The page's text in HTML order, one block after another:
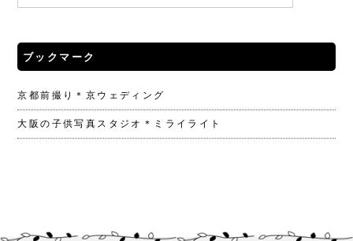
ブックマーク
京都前撮り＊京ウェディング
大阪の子供写真スタジオ＊ミライライト